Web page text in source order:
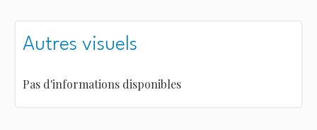
Autres visuels
Pas d'informations disponibles